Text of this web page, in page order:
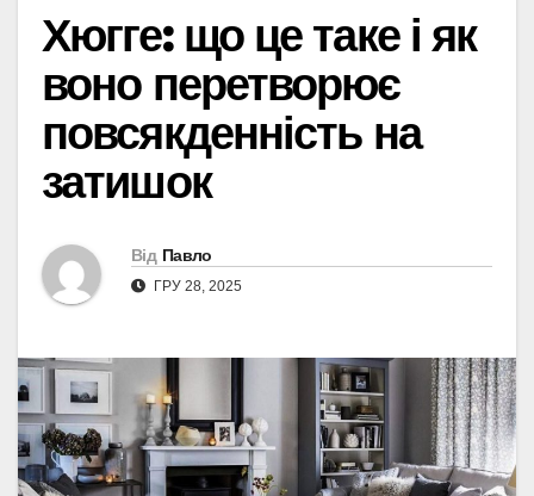
Хюгге: що це таке і як
воно перетворює
повсякденність на
затишок
Від Павло
ГРУ 28, 2025